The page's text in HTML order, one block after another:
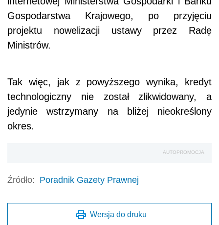
Gospodarstwa Krajowego, po przyjęciu
projektu nowelizacji ustawy przez Radę
Ministrów.
Tak więc, jak z powyższego wynika, kredyt
technologiczny nie został zlikwidowany, a
jedynie wstrzymany na bliżej nieokreślony
okres.
AUTOPROMOCJA
Źródło: Poradnik Gazety Prawnej
Wersja do druku